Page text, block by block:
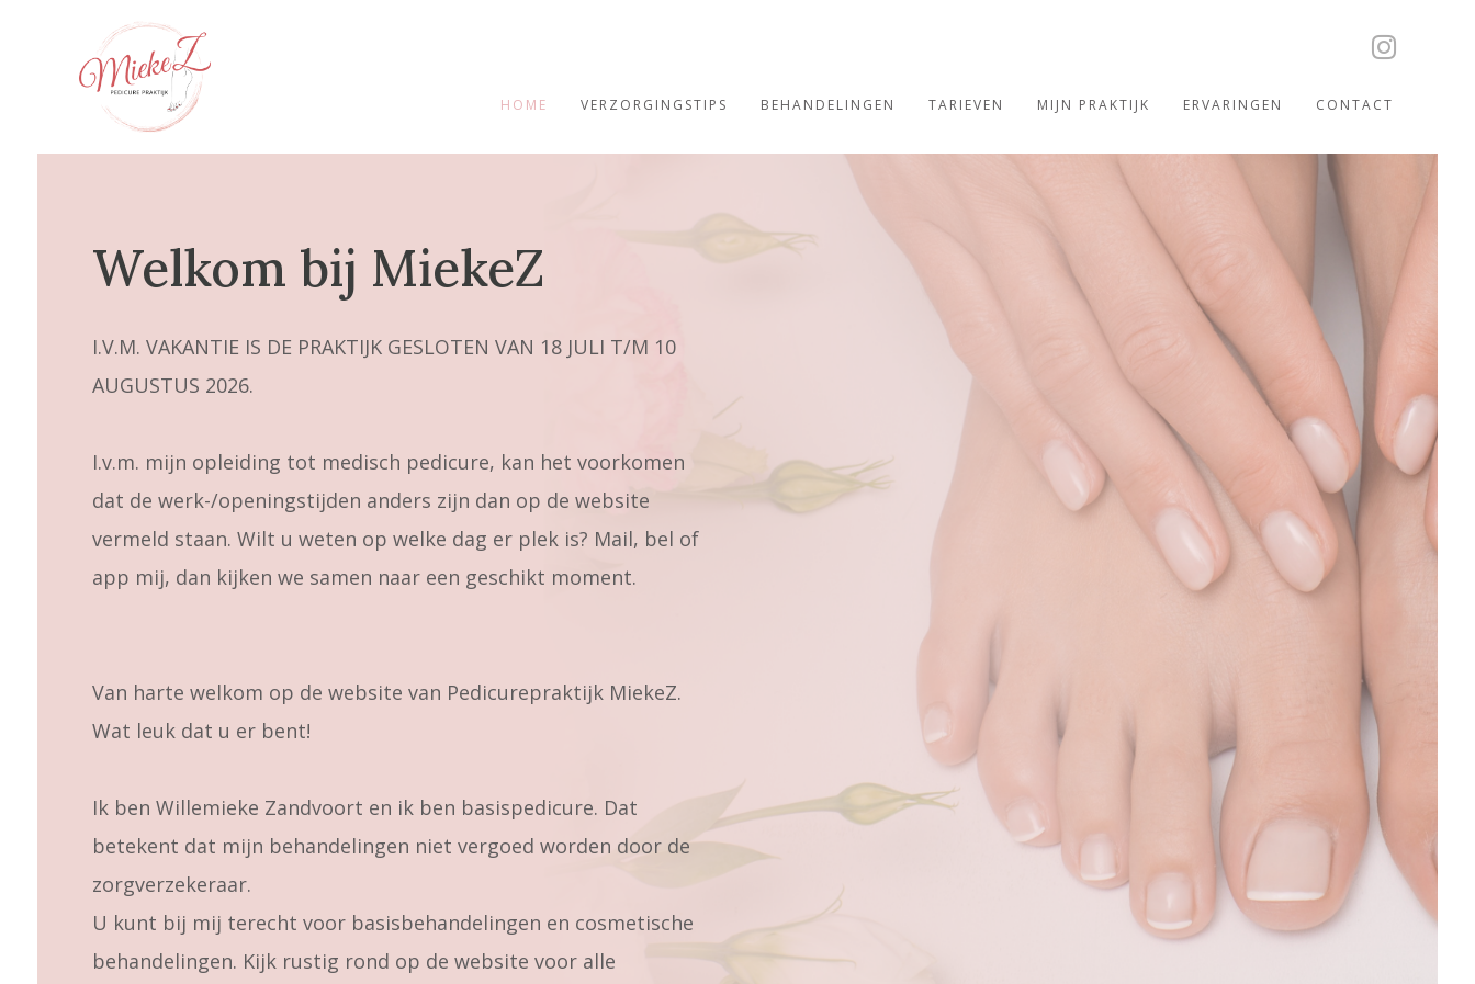
HOME VERZORGINGSTIPS BEHANDELINGEN TARIEVEN MIJN PRAKTIJK ERVARINGEN CONTACT
Welkom bij MiekeZ
I.V.M. VAKANTIE IS DE PRAKTIJK GESLOTEN VAN 18 JULI T/M 10
AUGUSTUS 2026.
I.v.m. mijn opleiding tot medisch pedicure, kan het voorkomen
dat de werk-/openingstijden anders zijn dan op de website
vermeld staan. Wilt u weten op welke dag er plek is? Mail, bel of
app mij, dan kijken we samen naar een geschikt moment.
Van harte welkom op de website van Pedicurepraktijk MiekeZ.
Wat leuk dat u er bent!
Ik ben Willemieke Zandvoort en ik ben basispedicure. Dat
betekent dat mijn behandelingen niet vergoed worden door de
zorgverzekeraar.
U kunt bij mij terecht voor basisbehandelingen en cosmetische
behandelingen. Kijk rustig rond op de website voor alle